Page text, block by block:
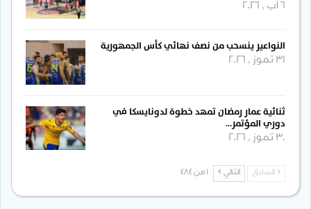
النواعير ينسحب من نصف نهائي كأس الجمهورية
31 تموز , 2026
ثنائية عمار رمضان تمهد خطوة لدونايسكا في
دوري المؤتمر…
30 تموز , 2026
السابق التالي